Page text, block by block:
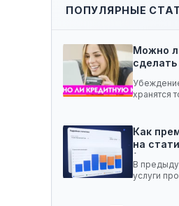
ПОПУЛЯРНЫЕ
Можно
хранятся
Как
на
В
услуги